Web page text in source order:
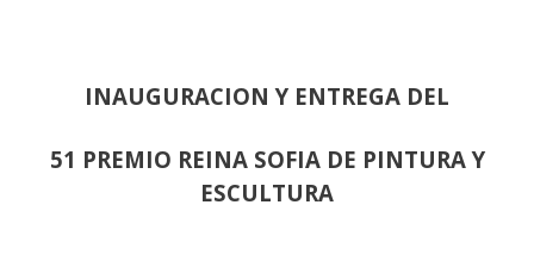
INAUGURACION Y ENTREGA DEL
51 PREMIO REINA SOFIA DE PINTURA Y
ESCULTURA